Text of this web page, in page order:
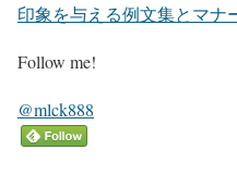
印象を与える例文集とマナ
Follow me!
@mlck888